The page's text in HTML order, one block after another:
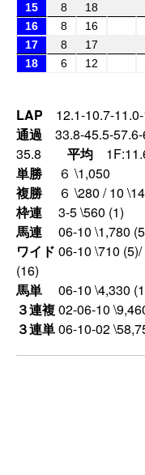
15
8 18
16
8 16
17
8 17
18
6 12
LAP 12.1-10.7-
通過 33.8-45.5-57.6-
35.8 平均
単勝
６ \1,050
複勝
６ \280 / 10
枠連
3-5 \560 (1)
馬連
06-10 \1,780
ワイド 06-10 \710
(16)
馬単
06-10 \4,330
３連複02-06-10
３連単06-10-02